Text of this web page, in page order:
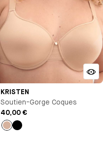
KRISTEN
Soutien-Gorge Coques
40,00 €